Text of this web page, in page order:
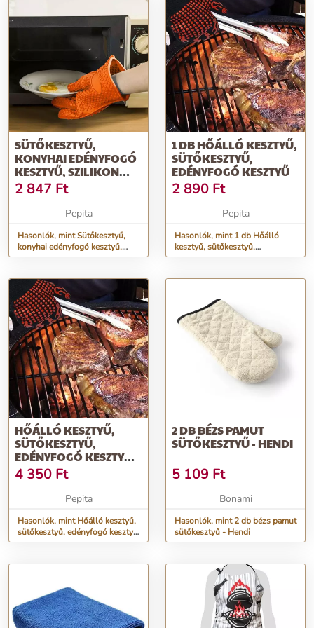
SÜTŐKESZTYŰ,
KONYHAI EDÉNYFOGÓ
KESZTYŰ, SZILIKON
KESZTYŰ 1 DB
2 847 Ft
Pepita
Hasonlók, mint Sütőkesztyű,
konyhai edényfogó kesztyű,
szilikon kesztyű 1 db
1 DB HŐÁLLÓ KESZTYŰ,
SÜTŐKESZTYŰ,
EDÉNYFOGÓ KESZTYŰ
2 890 Ft
Pepita
Hasonlók, mint 1 db Hőálló
kesztyű, sütőkesztyű,
edényfogó kesztyű
HŐÁLLÓ KESZTYŰ,
SÜTŐKESZTYŰ,
EDÉNYFOGÓ KESZTYŰ 1
DB
4 350 Ft
Pepita
Hasonlók, mint Hőálló kesztyű,
sütőkesztyű, edényfogó kesztyű
1 db
2 DB BÉZS PAMUT
SÜTŐKESZTYŰ - HENDI
5 109 Ft
Bonami
Hasonlók, mint 2 db bézs pamut
sütőkesztyű - Hendi